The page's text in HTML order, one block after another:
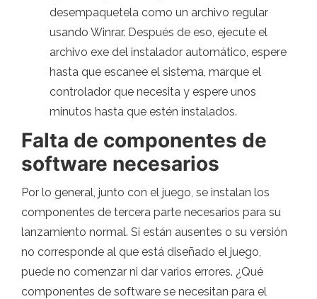
desempaquetela como un archivo regular
usando Winrar. Después de eso, ejecute el
archivo exe del instalador automático, espere
hasta que escanee el sistema, marque el
controlador que necesita y espere unos
minutos hasta que estén instalados.
Falta de componentes de
software necesarios
Por lo general, junto con el juego, se instalan los
componentes de tercera parte necesarios para su
lanzamiento normal. Si están ausentes o su versión
no corresponde al que está diseñado el juego,
puede no comenzar ni dar varios errores. ¿Qué
componentes de software se necesitan para el